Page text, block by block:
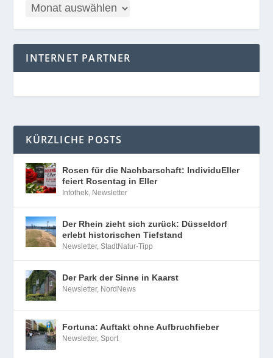
INTERNET PARTNER
KÜRZLICHE POSTS
Rosen für die Nachbarschaft: IndividuEller
feiert Rosentag in Eller
Infothek Newsletter
Der Rhein zieht sich zurück: Düsseldorf
erlebt historischen Tiefstand
Newsletter,StadtNatur-Tipp
Der Park der Sinne in Kaarst
Newsletter, NordNews
Fortuna: Auftakt ohne Aufbruchfieber
Newsletter,Sport